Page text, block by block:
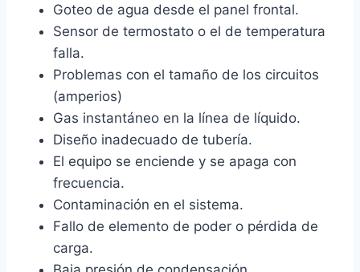
Goteo de agua desde el panel frontal.
Sensor de termostato o el de temperatura
falla.
Problemas con el tamaño de los circuitos
(amperios)
Gas instantáneo en la línea de líquido.
Diseño inadecuado de tubería.
El equipo se enciende y se apaga con
frecuencia.
Contaminación en el sistema.
Fallo de elemento de poder o pérdida de
carga.